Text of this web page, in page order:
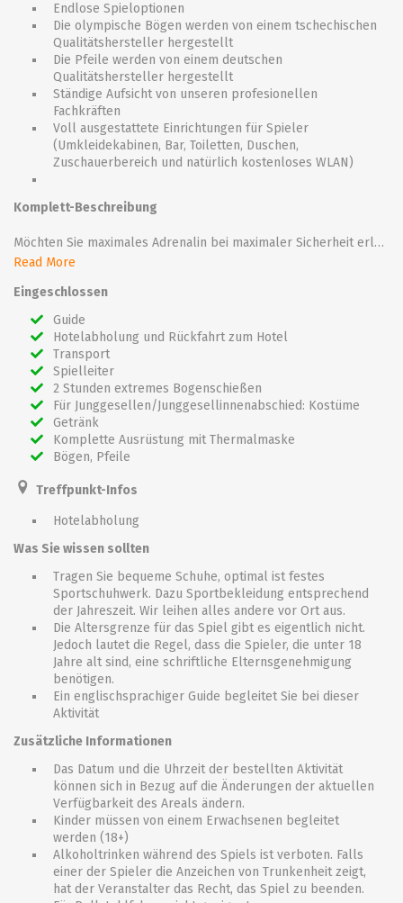
Endlose Spieloptionen
Die olympische Bögen werden von einem tschechischen
Qualitätshersteller hergestellt
Die Pfeile werden von einem deutschen
Qualitätshersteller hergestellt
Ständige Aufsicht von unseren profesionellen
Fachkräften
Voll ausgestattete Einrichtungen für Spieler
(Umkleidekabinen, Bar, Toiletten, Duschen,
Zuschauerbereich und natürlich kostenloses WLAN)
Komplett-Beschreibung
Möchten Sie maximales Adrenalin bei maximaler Sicherheit erleben? Extremes Bogenschießen ist die perfekte Wahl für Sie.
Bei unserem extremen Bogensport werden olympische Bögen genutzt, die von einem tschechischen Qualitätshersteller hergestellt werden. Wir geben Ihnen die volle Ausrüstung und Thermalmasken, damit Sie das Beste aus diesem Spiel herausholen können. Sie werden die ganze Zeit von unseren Fachkräften beaufsichtigt, um sicherzustellen, dass alles gut läuft.
Read More
Eingeschlossen
Guide
Hotelabholung und Rückfahrt zum Hotel
Transport
Spielleiter
2 Stunden extremes Bogenschießen
Für Junggesellen/Junggesellinnenabschied: Kostüme
Getränk
Komplette Ausrüstung mit Thermalmaske
Bögen, Pfeile
Treffpunkt-Infos
Hotelabholung
Was Sie wissen sollten
Tragen Sie bequeme Schuhe, optimal ist festes
Sportschuhwerk. Dazu Sportbekleidung entsprechend
der Jahreszeit. Wir leihen alles andere vor Ort aus.
Die Altersgrenze für das Spiel gibt es eigentlich nicht.
Jedoch lautet die Regel, dass die Spieler, die unter 18
Jahre alt sind, eine schriftliche Elternsgenehmigung
benötigen.
Ein englischsprachiger Guide begleitet Sie bei dieser
Aktivität
Zusätzliche Informationen
Das Datum und die Uhrzeit der bestellten Aktivität
können sich in Bezug auf die Änderungen der aktuellen
Verfügbarkeit des Areals ändern.
Kinder müssen von einem Erwachsenen begleitet
werden (18+)
Alkoholtrinken während des Spiels ist verboten. Falls
einer der Spieler die Anzeichen von Trunkenheit zeigt,
hat der Veranstalter das Recht, das Spiel zu beenden.